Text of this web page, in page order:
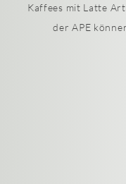
Kaffees mit Latte
der APE